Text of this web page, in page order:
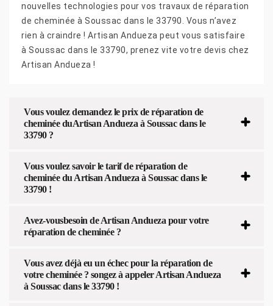
nouvelles technologies pour vos travaux de réparation
de cheminée à Soussac dans le 33790. Vous n’avez
rien à craindre ! Artisan Andueza peut vous satisfaire
à Soussac dans le 33790, prenez vite votre devis chez
Artisan Andueza !
Vous voulez demandez le prix de réparation de
cheminée duArtisan Andueza à Soussac dans le
33790 ?
Vous voulez savoir le tarif de réparation de
cheminée du Artisan Andueza à Soussac dans le
33790 !
Avez-vousbesoin de Artisan Andueza pour votre
réparation de cheminée ?
Vous avez déjà eu un échec pour la réparation de
votre cheminée ? songez à appeler Artisan Andueza
à Soussac dans le 33790 !